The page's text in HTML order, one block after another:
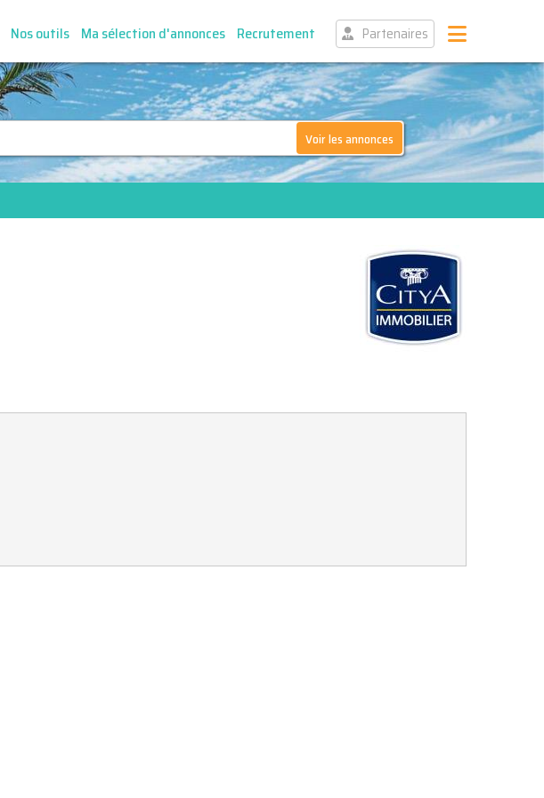
Nos outils Ma sélection d'annonces Recrutement Partenaires
Voir les annonces